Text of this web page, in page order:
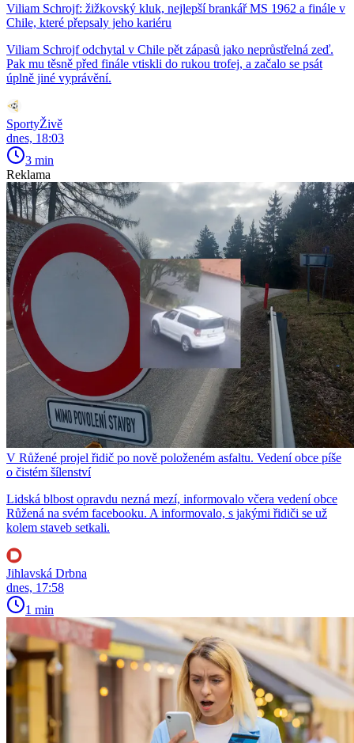
Viliam Schrojf: žižkovský kluk, nejlepší brankář MS 1962 a finále v
Chile, které přepsaly jeho kariéru
Viliam Schrojf odchytal v Chile pět zápasů jako neprůstřelná zeď.
Pak mu těsně před finále vtiskli do rukou trofej, a začalo se psát
úplně jiné vyprávění.
SportyŽivě
dnes, 18:03
3 min
Reklama
V Růžené projel řidič po nově položeném asfaltu. Vedení obce píše
o čistém šílenství
Lidská blbost opravdu nezná mezí, informovalo včera vedení obce
Růžená na svém facebooku. A informovalo, s jakými řidiči se už
kolem staveb setkali.
Jihlavská Drbna
dnes, 17:58
1 min